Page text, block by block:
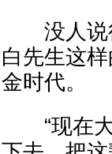
没人说得
白先生这
金时代。
“现在大